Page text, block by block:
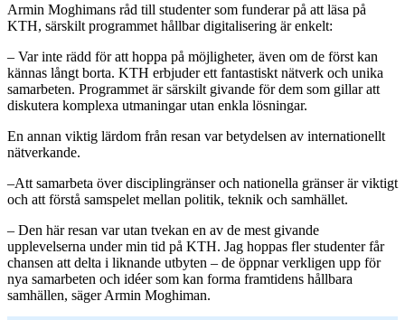
Armin Moghimans råd till studenter som funderar på att läsa på
KTH, särskilt programmet hållbar digitalisering är enkelt:
– Var inte rädd för att hoppa på möjligheter, även om de först kan
kännas långt borta. KTH erbjuder ett fantastiskt nätverk och unika
samarbeten. Programmet är särskilt givande för dem som gillar att
diskutera komplexa utmaningar utan enkla lösningar.
En annan viktig lärdom från resan var betydelsen av internationellt
nätverkande.
–Att samarbeta över disciplingränser och nationella gränser är viktigt
och att förstå samspelet mellan politik, teknik och samhället.
– Den här resan var utan tvekan en av de mest givande
upplevelserna under min tid på KTH. Jag hoppas fler studenter får
chansen att delta i liknande utbyten – de öppnar verkligen upp för
nya samarbeten och idéer som kan forma framtidens hållbara
samhällen, säger Armin Moghiman.